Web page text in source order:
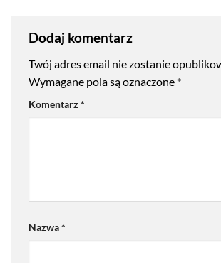
Dodaj komentarz
Twój adres email nie zostanie
Wymagane pola są oznaczone *
Komentarz*
Nazwa*